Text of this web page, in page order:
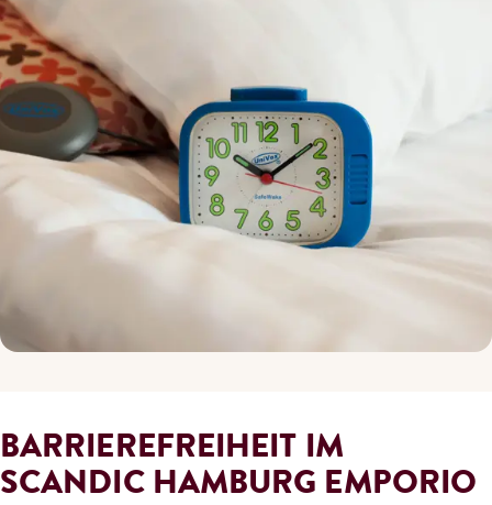
BARRIEREFREIHEIT IM
SCANDIC HAMBURG EMPORIO